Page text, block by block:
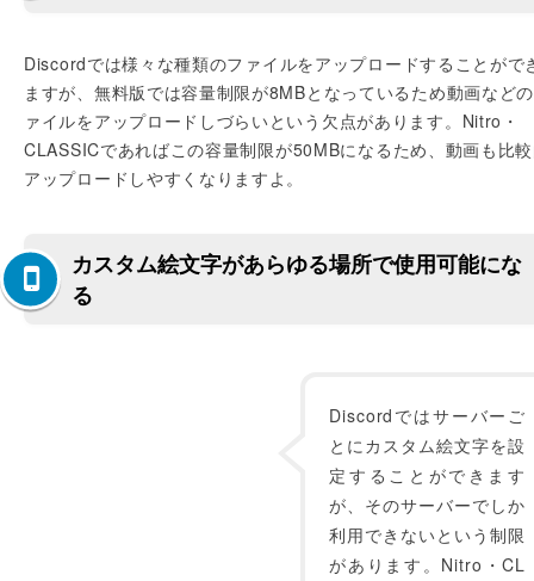
Discordでは様々な種類のファイルをアップロードすることがで
ますが、無料版では容量制限が8MBとなっているため動画など
ァイルをアップロードしづらいという欠点があります。Nitro・
CLASSICであればこの容量制限が50MBになるため、動画も比
アップロードしやすくなりますよ。
カスタム絵文字があらゆる場所で使用可能にな
る
Discordではサーバーご
とにカスタム絵文字を設
定することができます
が、そのサーバーでしか
利用できないという制限
があります。Nitro・CL